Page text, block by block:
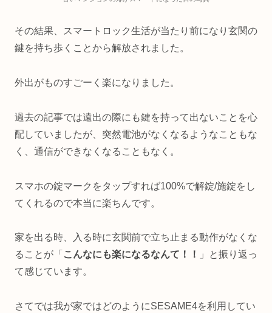
その結果、スマートロック生活が当たり前になり玄関の
鍵を持ち歩くことから解放されました。
外出がものすごーく楽になりました。
過去の記事では遠出の際にも鍵を持って出ないことを心
配していましたが、突然電池がなくなるようなこともな
く、通信ができなくなることもなく。
スマホの錠マークをタップすれば100%で解錠/施錠をし
てくれるので本当に楽ちんです。
家を出る時、入る時に玄関前で立ち止まる動作がなくな
ることが「 こんなにも楽になるなんて！！
」と振り返っ
て感じています。
さてでは我が家ではどのようにSESAME4を利用してい